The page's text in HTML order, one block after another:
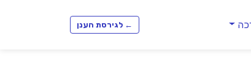
← לגירסת הענן